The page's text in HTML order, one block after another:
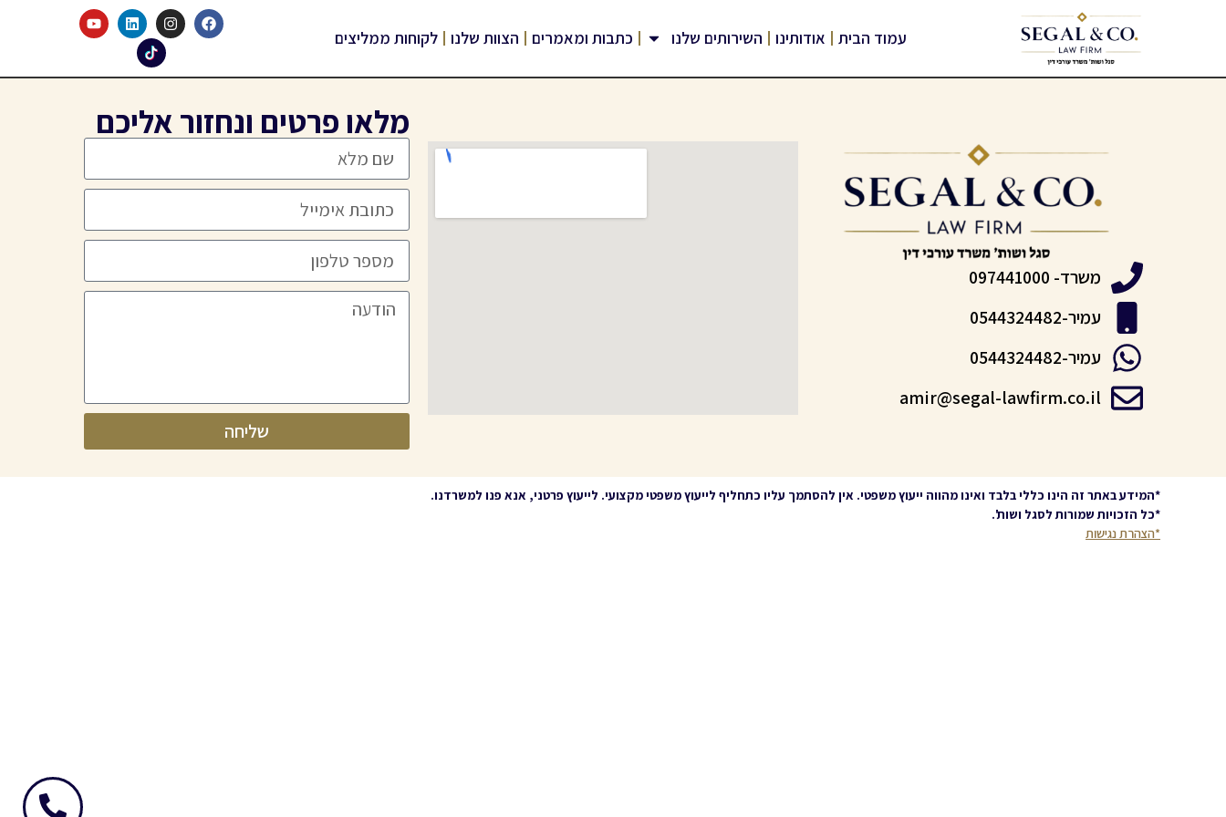
עמוד הבית אודותינו השירותים שלנו כתבות ומאמרים הצוות שלנו לקוחות ממליצים
משרד- 097441000
עמיר-0544324482
עמיר-0544324482
amir@segal-lawfirm.co.il
מלאו פרטים ונחזור אליכם
שליחה
*המידע באתר זה הינו כללי בלבד ואינו מהווה ייעוץ משפטי. אין להסתמך עליו כתחליף לייעוץ משפטי מקצועי. לייעוץ פרטני, אנא פנו למשרדנו.
*כל הזכויות שמורות לסגל ושות'.
*הצהרת נגישות